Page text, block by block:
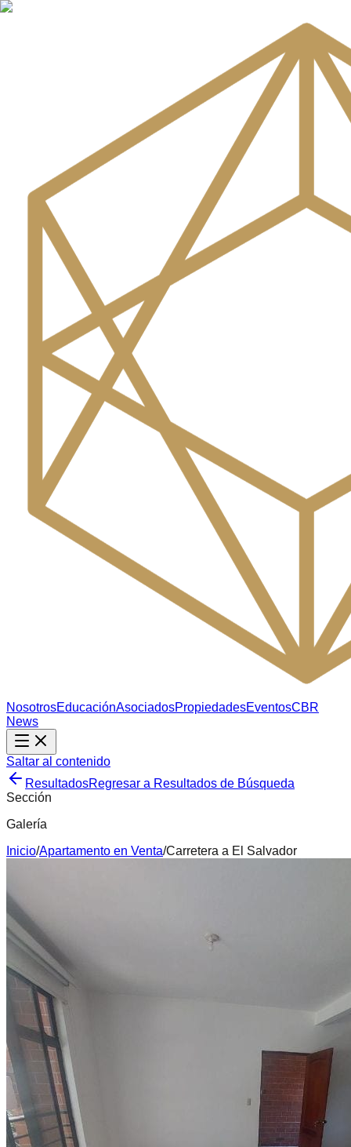
NosotrosEducaciónAsociadosPropiedadesEventosCBR
News
Saltar al contenido
ResultadosRegresar a Resultados de Búsqueda
Sección
Galería
Inicio/Apartamento en Venta/Carretera a El Salvador